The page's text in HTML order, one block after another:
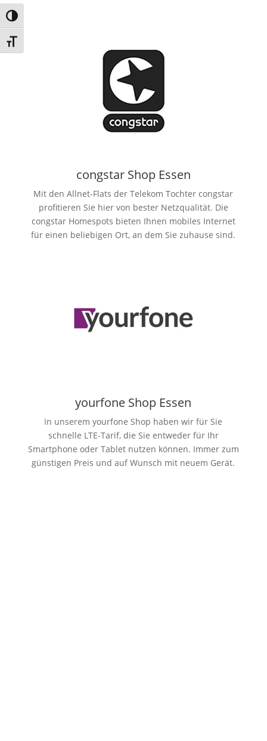
Umschalten auf hohe Kontraste
Schrift vergrößern
congstar Shop Essen
Mit den Allnet-Flats der Telekom Tochter congstar
profitieren Sie hier von bester Netzqualität. Die
congstar Homespots bieten Ihnen mobiles Internet
für einen beliebigen Ort, an dem Sie zuhause sind.
yourfone Shop Essen
In unserem yourfone Shop haben wir für Sie
schnelle LTE-Tarif, die Sie entweder für Ihr
Smartphone oder Tablet nutzen können. Immer zum
günstigen Preis und auf Wunsch mit neuem Gerät.